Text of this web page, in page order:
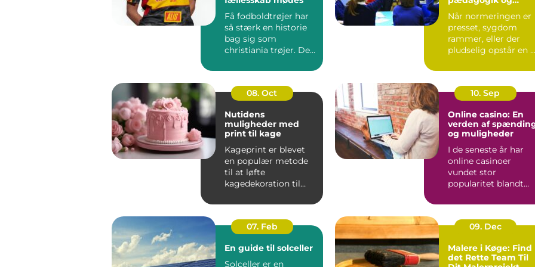
Få fodboldtrøjer har
så stærk en historie
bag sig som
christiania trøjer. De
far...
Når normeringen er
presset, sygdom
rammer, eller der
pludselig opstår en
for ...
08. Oct
Nutidens
muligheder med
print til kage
Kageprint er blevet
en populær metode
til at løfte
kagedekoration til
10. Sep
Online casino: En
verden af
og muligheder
I de seneste år har
online casinoer
vundet stor
popularitet blandt
hele v...
07. Feb
En guide til solceller
Solceller er en
09. Dec
Malere i Køge: Find
det Rette Team Til